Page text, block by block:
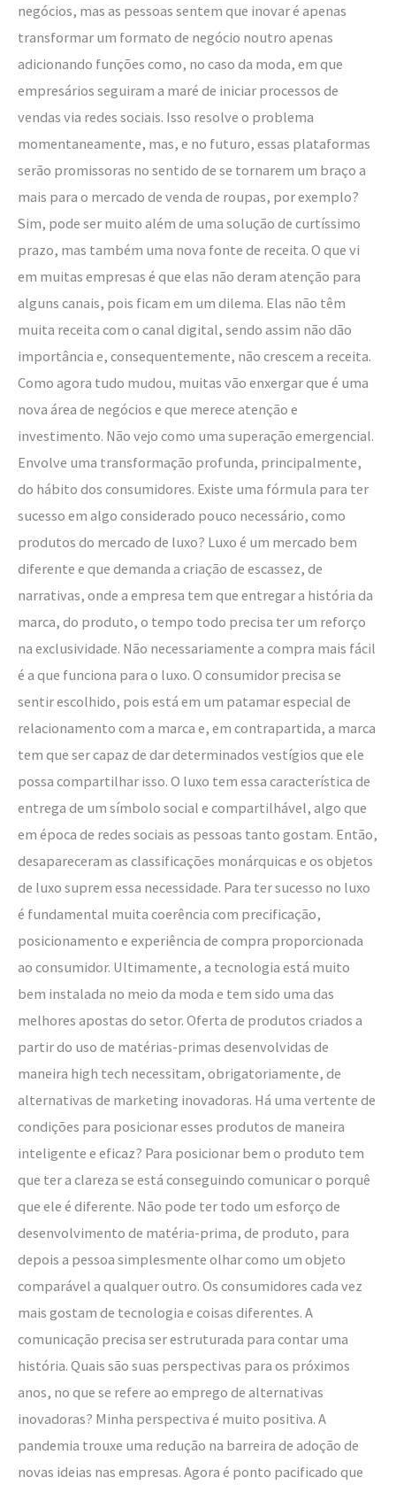
negócios, mas as pessoas sentem que inovar é apenas
transformar um formato de negócio noutro apenas
adicionando funções como, no caso da moda, em que
empresários seguiram a maré de iniciar processos de
vendas via redes sociais. Isso resolve o problema
momentaneamente, mas, e no futuro, essas plataformas
serão promissoras no sentido de se tornarem um braço a
mais para o mercado de venda de roupas, por exemplo?
Sim, pode ser muito além de uma solução de curtíssimo
prazo, mas também uma nova fonte de receita. O que vi
em muitas empresas é que elas não deram atenção para
alguns canais, pois ficam em um dilema. Elas não têm
muita receita com o canal digital, sendo assim não dão
importância e, consequentemente, não crescem a receita.
Como agora tudo mudou, muitas vão enxergar que é uma
nova área de negócios e que merece atenção e
investimento. Não vejo como uma superação emergencial.
Envolve uma transformação profunda, principalmente,
do hábito dos consumidores. Existe uma fórmula para ter
sucesso em algo considerado pouco necessário, como
produtos do mercado de luxo? Luxo é um mercado bem
diferente e que demanda a criação de escassez, de
narrativas, onde a empresa tem que entregar a história da
marca, do produto, o tempo todo precisa ter um reforço
na exclusividade. Não necessariamente a compra mais fácil
é a que funciona para o luxo. O consumidor precisa se
sentir escolhido, pois está em um patamar especial de
relacionamento com a marca e, em contrapartida, a marca
tem que ser capaz de dar determinados vestígios que ele
possa compartilhar isso. O luxo tem essa característica de
entrega de um símbolo social e compartilhável, algo que
em época de redes sociais as pessoas tanto gostam. Então,
desapareceram as classificações monárquicas e os objetos
de luxo suprem essa necessidade. Para ter sucesso no luxo
é fundamental muita coerência com precificação,
posicionamento e experiência de compra proporcionada
ao consumidor. Ultimamente, a tecnologia está muito
bem instalada no meio da moda e tem sido uma das
melhores apostas do setor. Oferta de produtos criados a
partir do uso de matérias-primas desenvolvidas de
maneira high tech necessitam, obrigatoriamente, de
alternativas de marketing inovadoras. Há uma vertente de
condições para posicionar esses produtos de maneira
inteligente e eficaz? Para posicionar bem o produto tem
que ter a clareza se está conseguindo comunicar o porquê
que ele é diferente. Não pode ter todo um esforço de
desenvolvimento de matéria-prima, de produto, para
depois a pessoa simplesmente olhar como um objeto
comparável a qualquer outro. Os consumidores cada vez
mais gostam de tecnologia e coisas diferentes. A
comunicação precisa ser estruturada para contar uma
história. Quais são suas perspectivas para os próximos
anos, no que se refere ao emprego de alternativas
inovadoras? Minha perspectiva é muito positiva. A
pandemia trouxe uma redução na barreira de adoção de
novas ideias nas empresas. Agora é ponto pacificado que